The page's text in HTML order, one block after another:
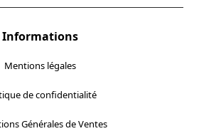
Informations
Mentions légales
de confidentialité
Générales de Ventes